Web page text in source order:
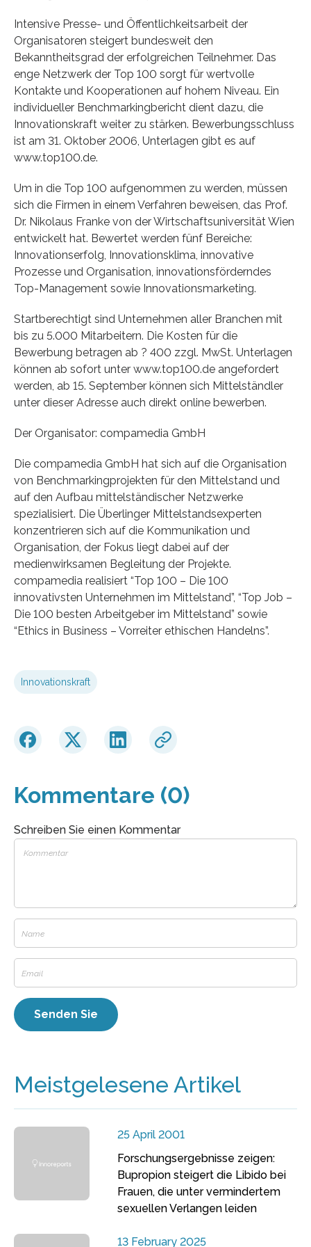
Intensive Presse- und Öffentlichkeitsarbeit der
Organisatoren steigert bundesweit den
Bekanntheitsgrad der erfolgreichen Teilnehmer. Das
enge Netzwerk der Top 100 sorgt für wertvolle
Kontakte und Kooperationen auf hohem Niveau. Ein
individueller Benchmarkingbericht dient dazu, die
Innovationskraft weiter zu stärken. Bewerbungsschluss
ist am 31. Oktober 2006, Unterlagen gibt es auf
www.top100.de.
Um in die Top 100 aufgenommen zu werden, müssen
sich die Firmen in einem Verfahren beweisen, das Prof.
Dr. Nikolaus Franke von der Wirtschaftsuniversität Wien
entwickelt hat. Bewertet werden fünf Bereiche:
Innovationserfolg, Innovationsklima, innovative
Prozesse und Organisation, innovationsförderndes
Top-Management sowie Innovationsmarketing.
Startberechtigt sind Unternehmen aller Branchen mit
bis zu 5.000 Mitarbeitern. Die Kosten für die
Bewerbung betragen ab ? 400 zzgl. MwSt. Unterlagen
können ab sofort unter www.top100.de angefordert
werden, ab 15. September können sich Mittelständler
unter dieser Adresse auch direkt online bewerben.
Der Organisator: compamedia GmbH
Die compamedia GmbH hat sich auf die Organisation
von Benchmarkingprojekten für den Mittelstand und
auf den Aufbau mittelständischer Netzwerke
spezialisiert. Die Überlinger Mittelstandsexperten
konzentrieren sich auf die Kommunikation und
Organisation, der Fokus liegt dabei auf der
medienwirksamen Begleitung der Projekte.
compamedia realisiert “Top 100 – Die 100
innovativsten Unternehmen im Mittelstand”, “Top Job –
Die 100 besten Arbeitgeber im Mittelstand” sowie
“Ethics in Business – Vorreiter ethischen Handelns”.
Innovationskraft
Kommentare (0)
Schreiben Sie einen Kommentar
Meistgelesene Artikel
25 April 2001
Forschungsergebnisse zeigen:
Bupropion steigert die Libido bei
Frauen, die unter vermindertem
sexuellen Verlangen leiden
13 February 2025